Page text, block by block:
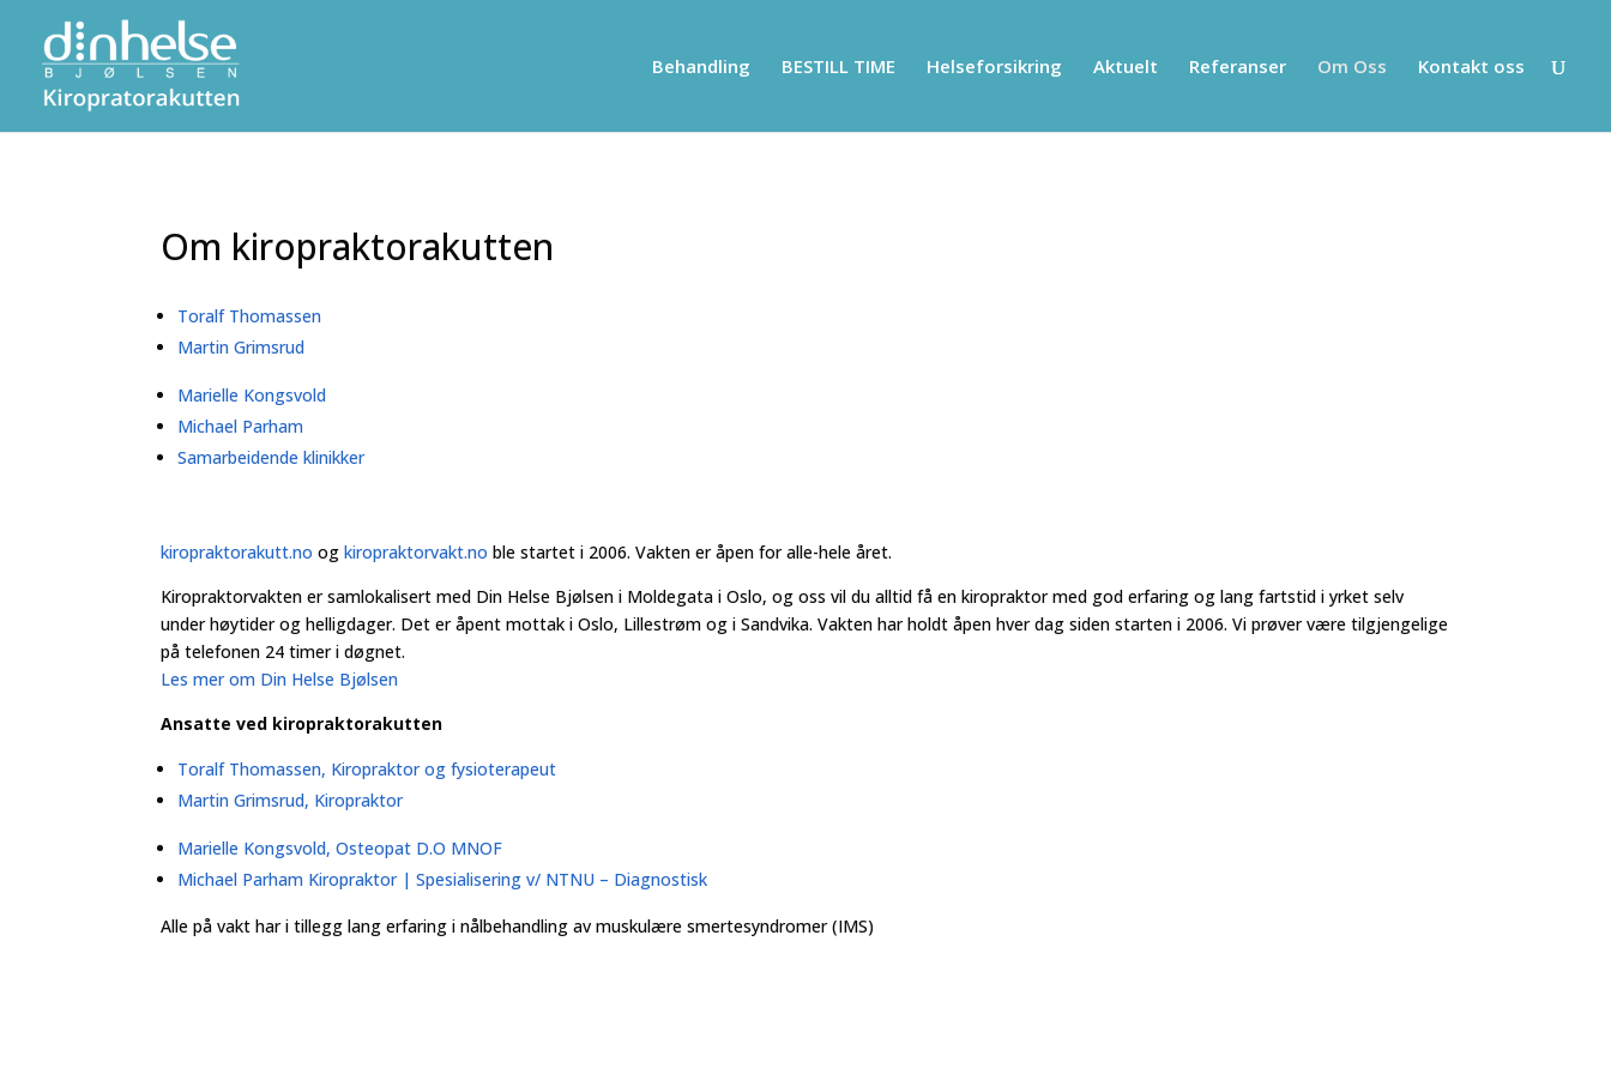
Behandling BESTILL TIME Helseforsikring Aktuelt Referanser Om Oss Kontakt oss
Om kiropraktorakutten
Toralf Thomassen
Martin Grimsrud
Marielle Kongsvold
Michael Parham
Samarbeidende klinikker
kiropraktorakutt.no ogkiropraktorvakt.no ble startet i 2006. Vakten er åpen for alle-hele året.
Kiropraktorvakten er samlokalisert med Din Helse Bjølsen i Moldegata i Oslo, og oss vil du alltid få en kiropraktor med god erfaring og lang fartstid i yrket selv
under høytider og helligdager. Det er åpent mottak i Oslo, Lillestrøm og i Sandvika. Vakten har holdt åpen hver dag siden starten i 2006. Vi prøver være tilgjengelige
på telefonen 24 timer i døgnet.
Les mer om Din Helse Bjølsen
Ansatte ved kiropraktorakutten
Toralf Thomassen, Kiropraktor og fysioterapeut
Martin Grimsrud, Kiropraktor
Marielle Kongsvold, Osteopat D.O MNOF
Michael Parham Kiropraktor | Spesialisering v/ NTNU – Diagnostisk
Alle på vakt har i tillegg lang erfaring i nålbehandling av muskulære smertesyndromer (IMS)